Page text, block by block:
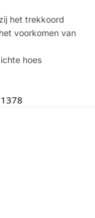
het trekkoord
voorkomen van
hoes